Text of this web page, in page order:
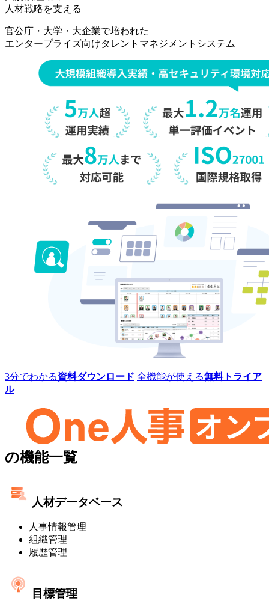
人
事
[タ
人材戦略を支える
官公庁・大学・大企業で培われた
エンタープライズ向けタレントマネジメントシステム
人
レ
ン
ト
マ
ネ
ン
オ
ン
プ
ス]
3分でわかる資料ダウンロード 全機能が使える無料トライア
ル
One
事
マ
の機能一覧
人材データベース
人事情報管理
組織管理
履歴管理
目標管理